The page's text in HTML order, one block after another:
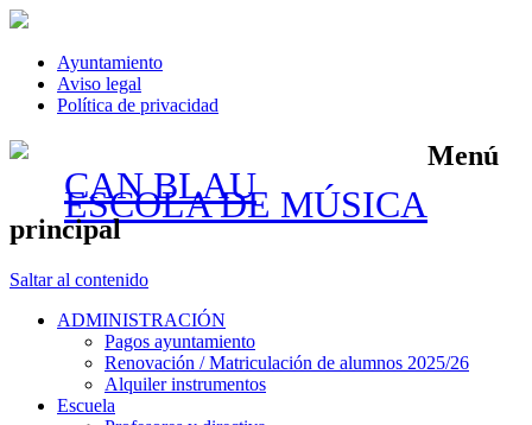
Ayuntamiento
Aviso legal
Política de privacidad
CAN BLAU
ESCOLA DE MÚSICA
Menú
principal
Saltar al contenido
ADMINISTRACIÓN
Pagos ayuntamiento
Renovación / Matriculación de alumnos 2025/26
Alquiler instrumentos
Escuela